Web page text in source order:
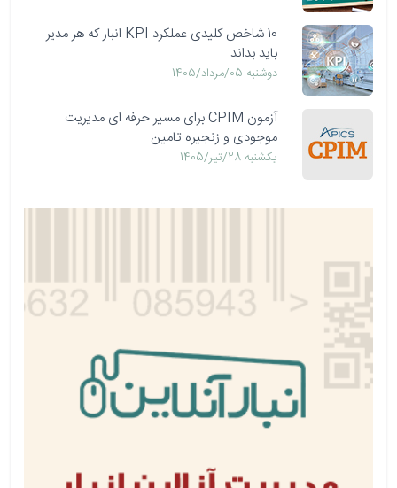
10 شاخص کلیدی عملکرد KPI انبار که هر مدیر
باید بداند
دوشنبه 05/مرداد/1405
آزمون CPIM برای مسیر حرفه ای مدیریت
موجودی و زنجیره تامین
يكشنبه 28/تیر/1405